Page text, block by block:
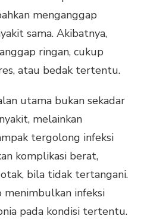
menganggap
sama. Akibatnya,
ringan, cukup
atau bedak tertentu.
utama bukan sekadar
melainkan
tergolong infeksi
komplikasi berat,
bila tidak tertangani.
menimbulkan infeksi
pada kondisi tertentu.